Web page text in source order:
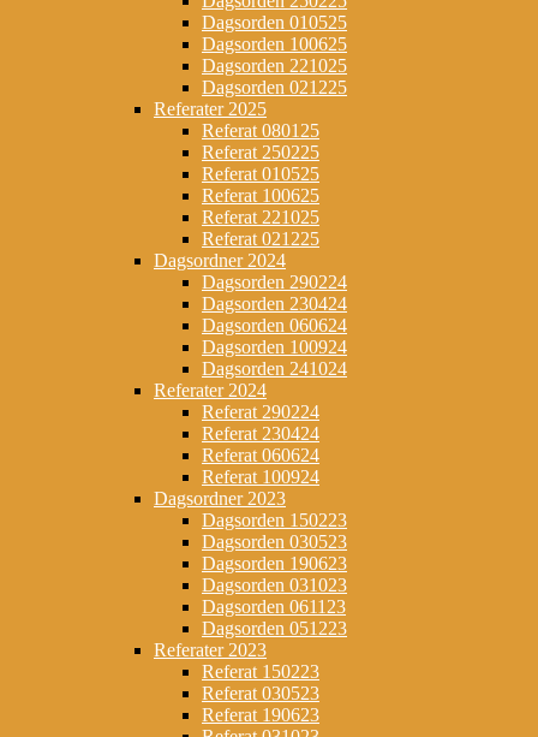
Dagsorden 010525
Dagsorden 100625
Dagsorden 221025
Dagsorden 021225
Referater 2025
Referat 080125
Referat 250225
Referat 010525
Referat 100625
Referat 221025
Referat 021225
Dagsordner 2024
Dagsorden 290224
Dagsorden 230424
Dagsorden 060624
Dagsorden 100924
Dagsorden 241024
Referater 2024
Referat 290224
Referat 230424
Referat 060624
Referat 100924
Dagsordner 2023
Dagsorden 150223
Dagsorden 030523
Dagsorden 190623
Dagsorden 031023
Dagsorden 061123
Dagsorden 051223
Referater 2023
Referat 150223
Referat 030523
Referat 190623